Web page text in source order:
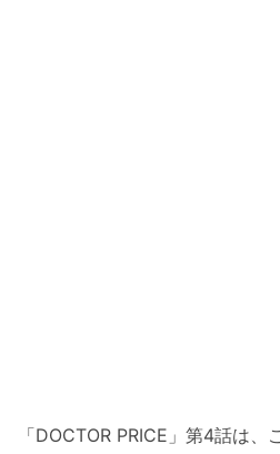
「DOCTOR PRICE」第4話は